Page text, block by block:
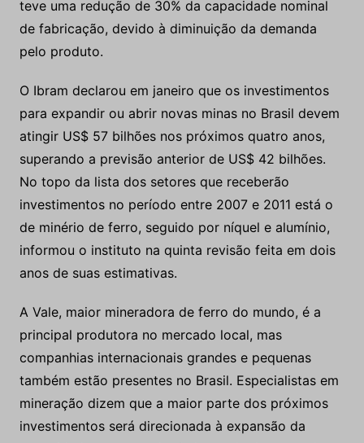
O Ibram declarou em janeiro que os investimentos
para expandir ou abrir novas minas no Brasil devem
atingir US$ 57 bilhões nos próximos quatro anos,
No topo da lista dos setores que receberão
investimentos no período entre 2007 e 2011 está o
de minério de ferro, seguido por níquel e alumínio,
informou o instituto na quinta revisão feita em dois
anos de suas estimativas.
A Vale, maior mineradora de ferro do mundo, é a
principal produtora no mercado local, mas
companhias internacionais grandes e pequenas
mineração dizem que a maior parte dos próximos
investimentos será direcionada à expansão da
capacidade para atender à demanda do mercado
internacional.
De acordo com o DNPM, a crise trouxe como